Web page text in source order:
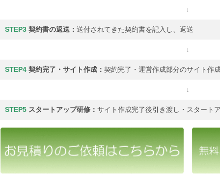
↓
STEP3 契約書の返送： 送付されてきた契約書を記入し、返送
↓
STEP4 契約完了・サイト作成： 契約完了・運営作成部分のサイト作
↓
STEP5 スタートアップ研修： サイト作成完了後引き渡し・スタート